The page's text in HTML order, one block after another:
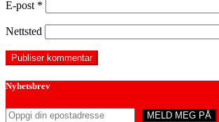
E-post *
Nettsted
Nyhetsbrev